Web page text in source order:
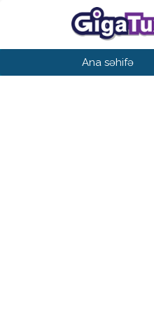
Ana səhifə